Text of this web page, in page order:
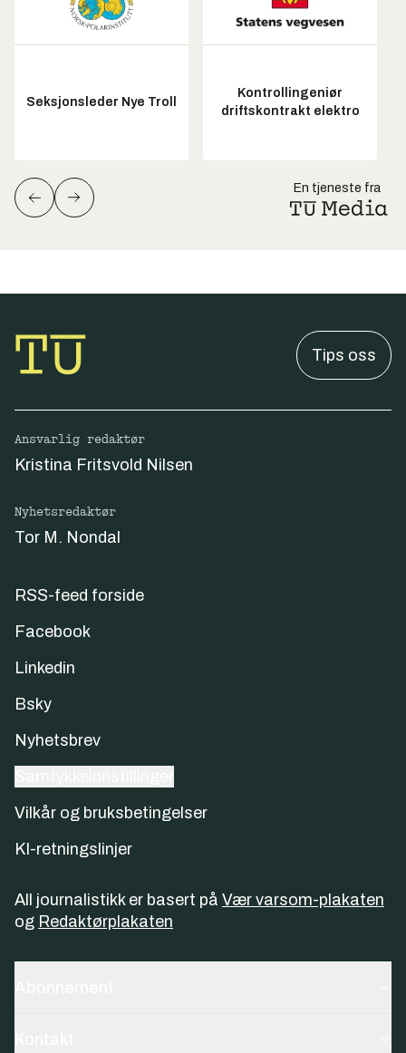
Seksjonsleder Nye Troll
Kontrollingeniør
driftskontrakt elektro
En tjeneste fra
Tips oss
Ansvarlig redaktør
Kristina Fritsvold Nilsen
Nyhetsredaktør
Tor M. Nondal
RSS-feed forside
Facebook
Linkedin
Bsky
Nyhetsbrev
Vilkår og bruksbetingelser
KI-retningslinjer
All journalistikk er basert på Vær varsom-plakaten
og Redaktørplakaten